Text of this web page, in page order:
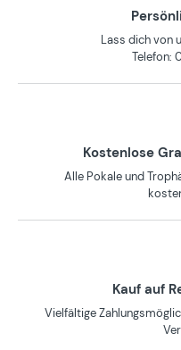
Lass dich von
Kostenlose
Alle Pokale und
Kauf auf
Vielfältige